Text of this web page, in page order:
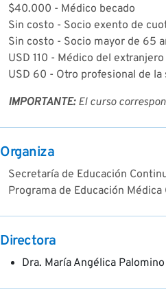
$40.000 - Médico becado
Sin costo - Socio exento de
Sin costo - Socio mayor de 65
USD 110 - Médico del extranjero
USD 60 - Otro profesional de
IMPORTANTE:El curso
Organiza
Secretaría de Educación
Programa de Educación
Directora
Dra. María Angélica